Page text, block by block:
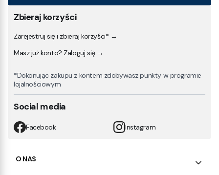
Zbieraj korzyści
Zarejestruj się i zbieraj korzyści* →
Masz już konto? Zaloguj się →
*Dokonując zakupu z kontem zdobywasz punkty w programie
lojalnościowym
Social media
Facebook Instagram
Linki w stopce
O NAS